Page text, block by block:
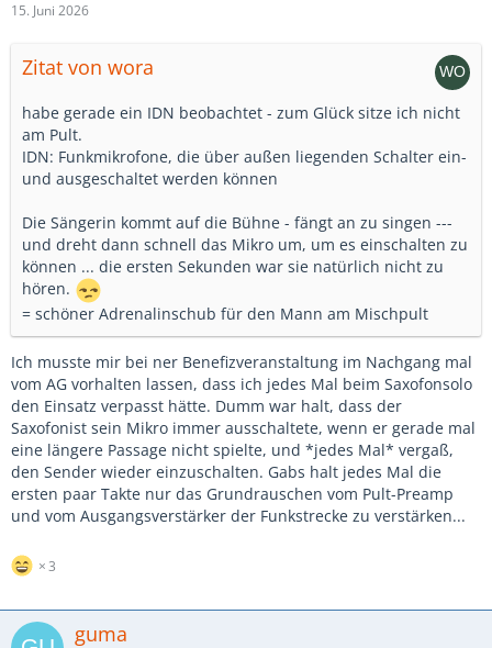
15. Juni 2026
Zitat von wora
habe gerade ein IDN beobachtet - zum Glück sitze ich nicht
am Pult.
IDN: Funkmikrofone, die über außen liegenden Schalter ein-
und ausgeschaltet werden können
Die Sängerin kommt auf die Bühne - fängt an zu singen ---
und dreht dann schnell das Mikro um, um es einschalten zu
können ... die ersten Sekunden war sie natürlich nicht zu
hören.
= schöner Adrenalinschub für den Mann am Mischpult
Ich musste mir bei ner Benefizveranstaltung im Nachgang mal
vom AG vorhalten lassen, dass ich jedes Mal beim Saxofonsolo
den Einsatz verpasst hätte. Dumm war halt, dass der
Saxofonist sein Mikro immer ausschaltete, wenn er gerade mal
eine längere Passage nicht spielte, und *jedes Mal* vergaß,
den Sender wieder einzuschalten. Gabs halt jedes Mal die
ersten paar Takte nur das Grundrauschen vom Pult-Preamp
und vom Ausgangsverstärker der Funkstrecke zu verstärken...
3
guma